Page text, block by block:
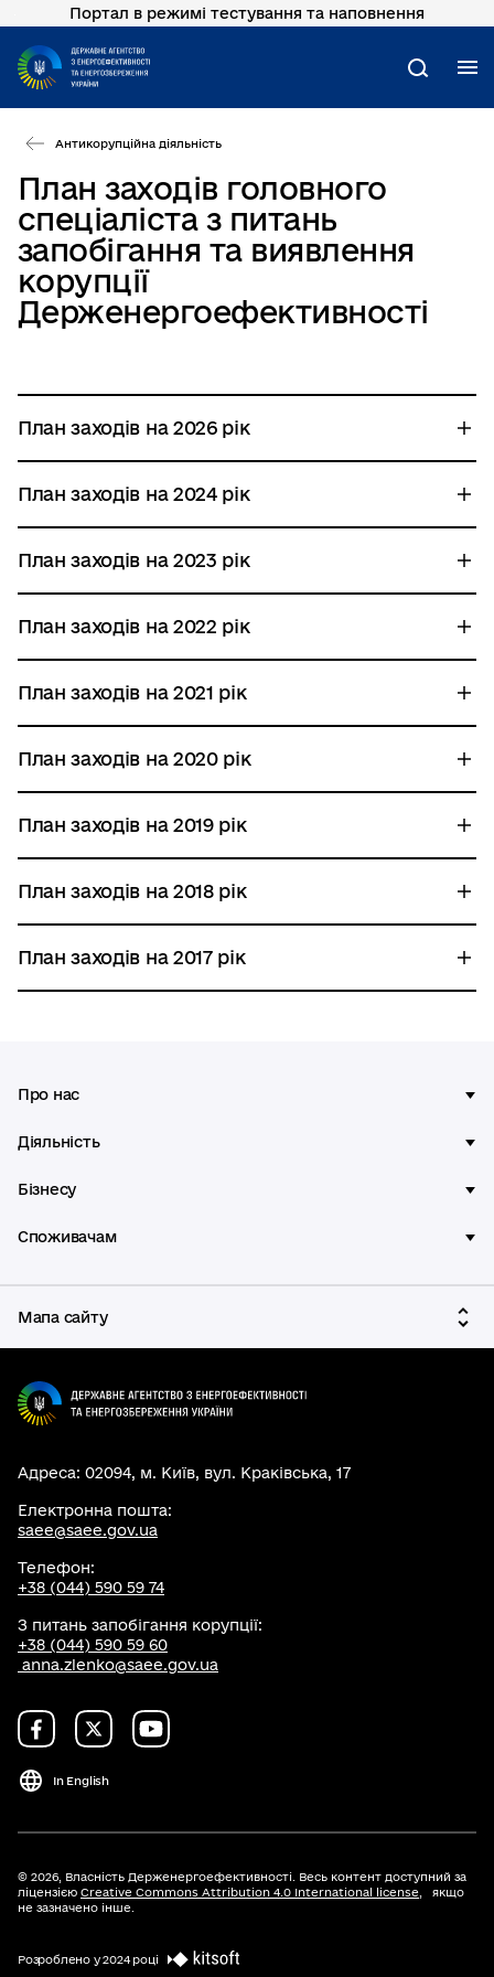
Перейти
основного
вмісту
Портал в режимі тестування та наповнення
Пошук
Антикорупційна діяльність
План заходів головного
спеціаліста з питань
запобігання та виявлення
корупції
Держенергоефективності
План заходів на 2026 рік
План заходів на 2024 рік
План заходів на 2023 рік
План заходів на 2022 рік
План заходів на 2021 рік
План заходів на 2020 рік
План заходів на 2019 рік
План заходів на 2018 рік
План заходів на 2017 рік
Про нас
Діяльність
Бізнесу
Споживачам
Мапа сайту
Адреса: 02094, м. Київ, вул. Краківська, 17
Електронна пошта:
saee@saee.gov.ua
Телефон:
+38 (044) 590 59 74
З питань запобігання корупції:
+38 (044) 590 59 60
anna.zlenko@saee.gov.ua
In English
© 2026, Власність Держенергоефективності. Весь контент доступний за
ліцензією Creative Commons Attribution 4.0 International license , якщо
не зазначено інше.
Розроблено у 2024 році